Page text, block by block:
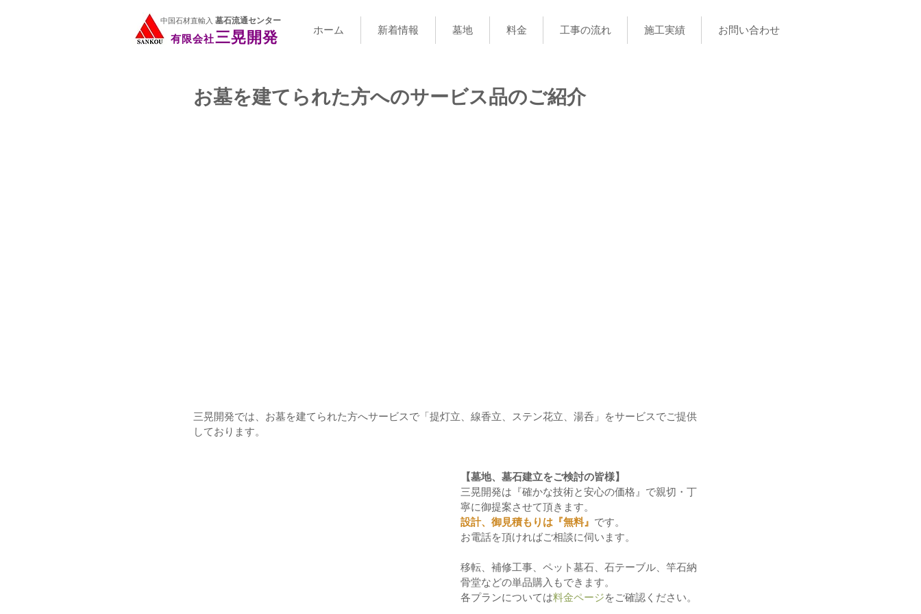
有限会社三晃開発
有限会社三晃開発
中国石材直輸入 墓石流通センター
ホーム 新着情報 墓地 料金 工事の流れ 施工実績 お問い合わせ
お墓を建てられた方へのサービス品のご紹介
三晃開発では、お墓を建てられた方へサービスで「提灯立、線香立、ステン花立、湯呑」をサービスでご提供
しております。
【墓地、墓石建立をご検討の皆様】
三晃開発は『確かな技術と安心の価格』で親切・丁
寧に御提案させて頂きます。
設計、御見積もりは『無料』 です。
お電話を頂ければご相談に伺います。
移転、補修工事、ペット墓石、石テーブル、竿石納
骨堂などの単品購入もできます。
各プランについては料金ページをご確認ください。